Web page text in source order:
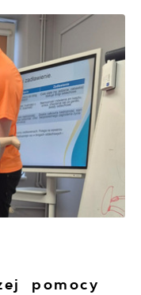
pomocy